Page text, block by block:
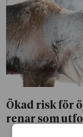
Ökad risk för
renar som